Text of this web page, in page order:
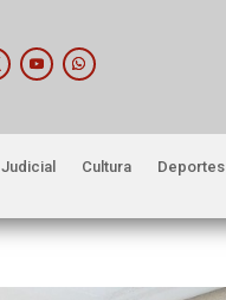
Judicial Cultura Deportes